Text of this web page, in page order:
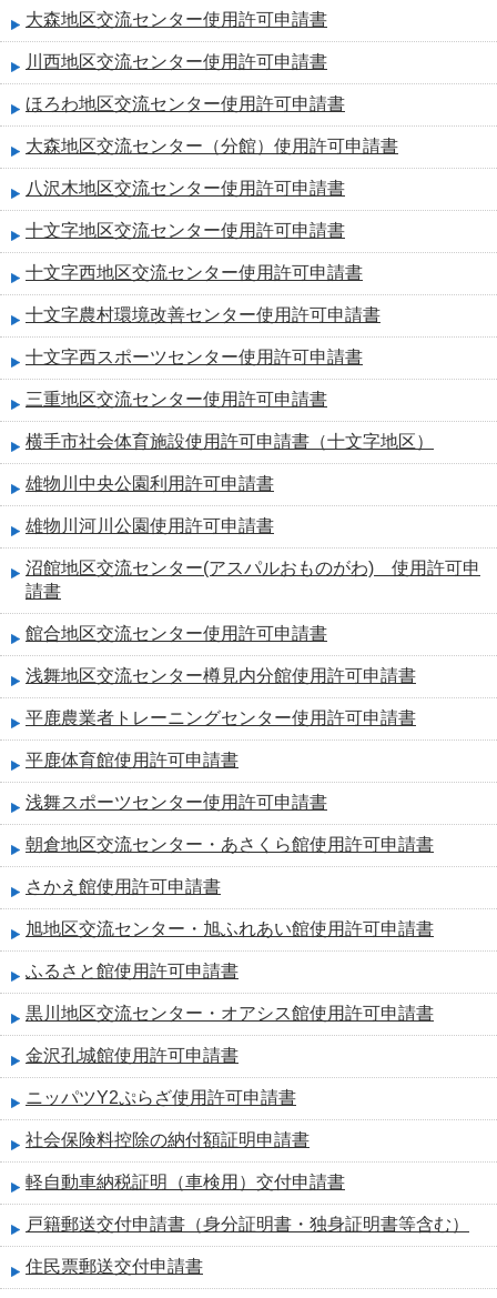
大森地区交流センター使用許可申請書
川西地区交流センター使用許可申請書
ほろわ地区交流センター使用許可申請書
大森地区交流センター（分館）使用許可申請書
八沢木地区交流センター使用許可申請書
十文字地区交流センター使用許可申請書
十文字西地区交流センター使用許可申請書
十文字農村環境改善センター使用許可申請書
十文字西スポーツセンター使用許可申請書
三重地区交流センター使用許可申請書
横手市社会体育施設使用許可申請書（十文字地区）
雄物川中央公園利用許可申請書
雄物川河川公園使用許可申請書
沼館地区交流センター(アスパルおものがわ) 使用許可申
請書
館合地区交流センター使用許可申請書
浅舞地区交流センター樽見内分館使用許可申請書
平鹿農業者トレーニングセンター使用許可申請書
平鹿体育館使用許可申請書
浅舞スポーツセンター使用許可申請書
朝倉地区交流センター・あさくら館使用許可申請書
さかえ館使用許可申請書
旭地区交流センター・旭ふれあい館使用許可申請書
ふるさと館使用許可申請書
黒川地区交流センター・オアシス館使用許可申請書
金沢孔城館使用許可申請書
ニッパツY2ぷらざ使用許可申請書
社会保険料控除の納付額証明申請書
軽自動車納税証明（車検用）交付申請書
戸籍郵送交付申請書（身分証明書・独身証明書等含む）
住民票郵送交付申請書